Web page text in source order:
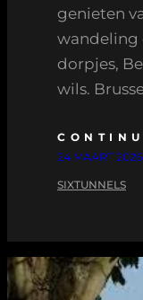
genieten
wandeling
dorpjes,
wils.
24 MAART 2026
SIXTUNNELS